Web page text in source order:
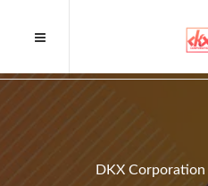
DKX Corporation